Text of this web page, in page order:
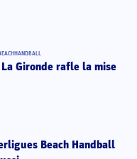
Gironde rafle la mise
Beach Handball